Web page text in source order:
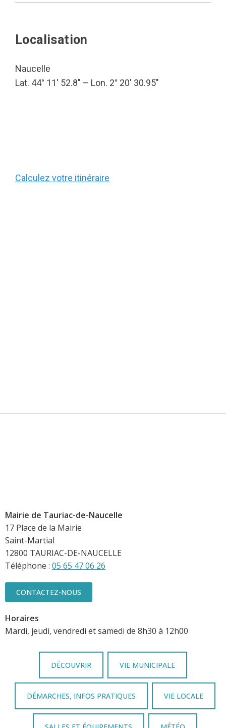
Localisation
Naucelle
Lat. 44° 11′ 52.8″ – Lon. 2° 20′ 30.95″
Calculez votre itinéraire
Mairie de Tauriac-de-Naucelle
17 Place de la Mairie
Saint-Martial
12800 TAURIAC-DE-NAUCELLE
Téléphone : 05 65 47 06 26
CONTACTEZ-NOUS
Horaires
Mardi, jeudi, vendredi et samedi de 8h30 à 12h00
DÉCOUVRIR VIE MUNICIPALE
DÉMARCHES, INFOS PRATIQUES VIE LOCALE